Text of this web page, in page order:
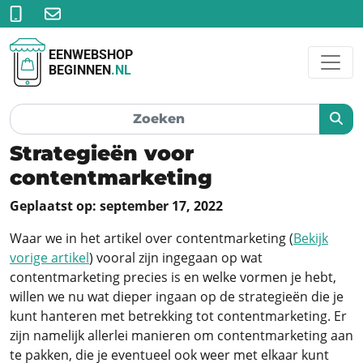
EENWEBSHOP
BEGINNEN.NL
Strategieën voor
contentmarketing
Geplaatst op: september 17, 2022
Waar we in het artikel over contentmarketing (Bekijk
vorige artikel) vooral zijn ingegaan op wat
contentmarketing precies is en welke vormen je hebt,
willen we nu wat dieper ingaan op de strategieën die je
kunt hanteren met betrekking tot contentmarketing. Er
zijn namelijk allerlei manieren om contentmarketing aan
te pakken, die je eventueel ook weer met elkaar kunt